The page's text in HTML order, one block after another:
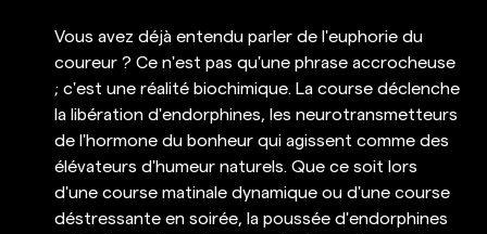
Vous avez déjà entendu parler de l'euphorie du
coureur ? Ce n'est pas qu'une phrase accrocheuse
; c'est une réalité biochimique. La course déclenche
la libération d'endorphines, les neurotransmetteurs
de l'hormone du bonheur qui agissent comme des
élévateurs d'humeur naturels. Que ce soit lors
d'une course matinale dynamique ou d'une course
déstressante en soirée, la poussée d'endorphines